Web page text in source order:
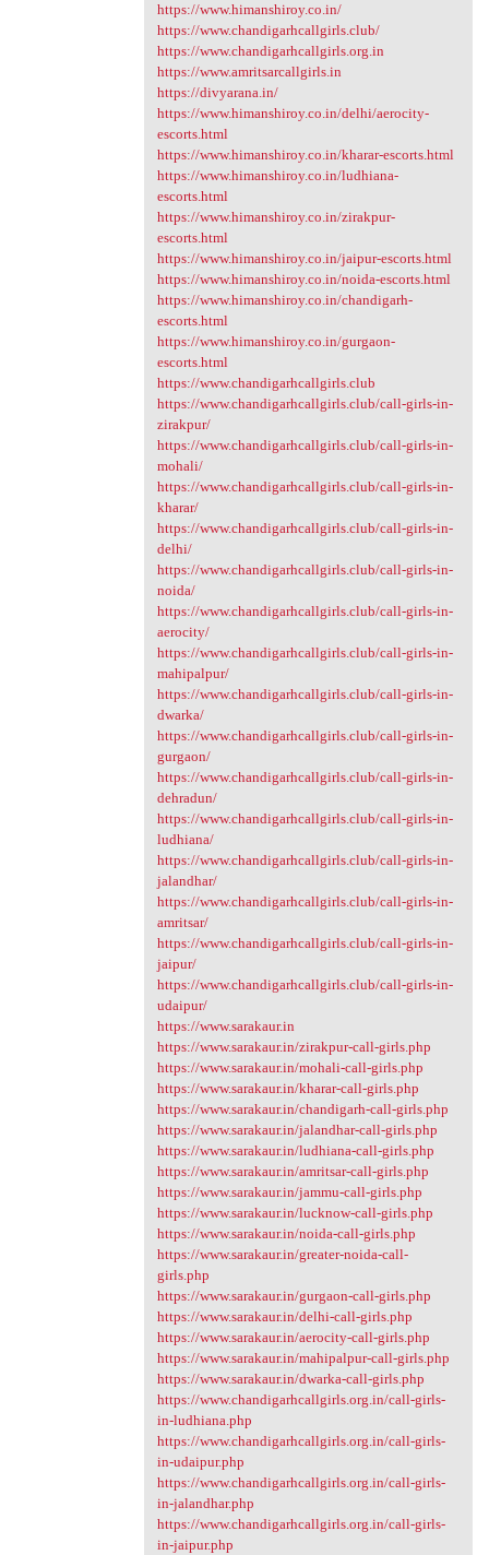
https://www.himanshiroy.co.in/
https://www.chandigarhcallgirls.club/
https://www.chandigarhcallgirls.org.in
https://www.amritsarcallgirls.in
https://divyarana.in/
https://www.himanshiroy.co.in/delhi/aerocity-
escorts.html
https://www.himanshiroy.co.in/kharar-escorts.html
https://www.himanshiroy.co.in/ludhiana-
escorts.html
https://www.himanshiroy.co.in/zirakpur-
escorts.html
https://www.himanshiroy.co.in/jaipur-escorts.html
https://www.himanshiroy.co.in/noida-escorts.html
https://www.himanshiroy.co.in/chandigarh-
escorts.html
https://www.himanshiroy.co.in/gurgaon-
escorts.html
https://www.chandigarhcallgirls.club
https://www.chandigarhcallgirls.club/call-girls-in-
zirakpur/
https://www.chandigarhcallgirls.club/call-girls-in-
mohali/
https://www.chandigarhcallgirls.club/call-girls-in-
kharar/
https://www.chandigarhcallgirls.club/call-girls-in-
delhi/
https://www.chandigarhcallgirls.club/call-girls-in-
noida/
https://www.chandigarhcallgirls.club/call-girls-in-
aerocity/
https://www.chandigarhcallgirls.club/call-girls-in-
mahipalpur/
https://www.chandigarhcallgirls.club/call-girls-in-
dwarka/
https://www.chandigarhcallgirls.club/call-girls-in-
gurgaon/
https://www.chandigarhcallgirls.club/call-girls-in-
dehradun/
https://www.chandigarhcallgirls.club/call-girls-in-
ludhiana/
https://www.chandigarhcallgirls.club/call-girls-in-
jalandhar/
https://www.chandigarhcallgirls.club/call-girls-in-
amritsar/
https://www.chandigarhcallgirls.club/call-girls-in-
jaipur/
https://www.chandigarhcallgirls.club/call-girls-in-
udaipur/
https://www.sarakaur.in
https://www.sarakaur.in/zirakpur-call-girls.php
https://www.sarakaur.in/mohali-call-girls.php
https://www.sarakaur.in/kharar-call-girls.php
https://www.sarakaur.in/chandigarh-call-girls.php
https://www.sarakaur.in/jalandhar-call-girls.php
https://www.sarakaur.in/ludhiana-call-girls.php
https://www.sarakaur.in/amritsar-call-girls.php
https://www.sarakaur.in/jammu-call-girls.php
https://www.sarakaur.in/lucknow-call-girls.php
https://www.sarakaur.in/noida-call-girls.php
https://www.sarakaur.in/greater-noida-call-
girls.php
https://www.sarakaur.in/gurgaon-call-girls.php
https://www.sarakaur.in/delhi-call-girls.php
https://www.sarakaur.in/aerocity-call-girls.php
https://www.sarakaur.in/mahipalpur-call-girls.php
https://www.sarakaur.in/dwarka-call-girls.php
https://www.chandigarhcallgirls.org.in/call-girls-
in-ludhiana.php
https://www.chandigarhcallgirls.org.in/call-girls-
in-udaipur.php
https://www.chandigarhcallgirls.org.in/call-girls-
in-jalandhar.php
https://www.chandigarhcallgirls.org.in/call-girls-
in-jaipur.php